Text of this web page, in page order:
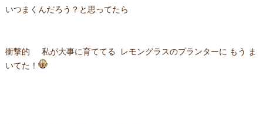
いつまくんだろう？と思ってたら
衝撃的 私が大事に育ててる レモングラスのプランターに もう ま
いてた！